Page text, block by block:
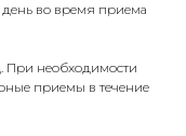
во время приема
При необходимости
приемы в течение